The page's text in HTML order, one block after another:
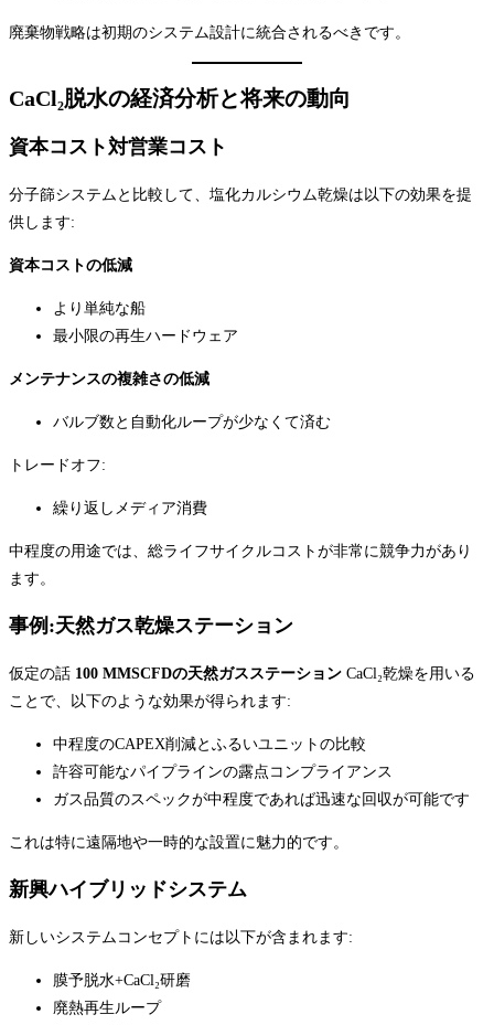
廃棄物戦略は初期のシステム設計に統合されるべきです。
CaCl₂脱水の経済分析と将来の動向
資本コスト対営業コスト
分子篩システムと比較して、塩化カルシウム乾燥は以下の効果を提
供します:
資本コストの低減
より単純な船
最小限の再生ハードウェア
メンテナンスの複雑さの低減
バルブ数と自動化ループが少なくて済む
トレードオフ:
繰り返しメディア消費
中程度の用途では、総ライフサイクルコストが非常に競争力があり
ます。
事例:天然ガス乾燥ステーション
仮定の話 100 MMSCFDの天然ガスステーション CaCl₂乾燥を用いる
ことで、以下のような効果が得られます:
中程度のCAPEX削減とふるいユニットの比較
許容可能なパイプラインの露点コンプライアンス
ガス品質のスペックが中程度であれば迅速な回収が可能です
これは特に遠隔地や一時的な設置に魅力的です。
新興ハイブリッドシステム
新しいシステムコンセプトには以下が含まれます:
膜予脱水+CaCl₂研磨
廃熱再生ループ